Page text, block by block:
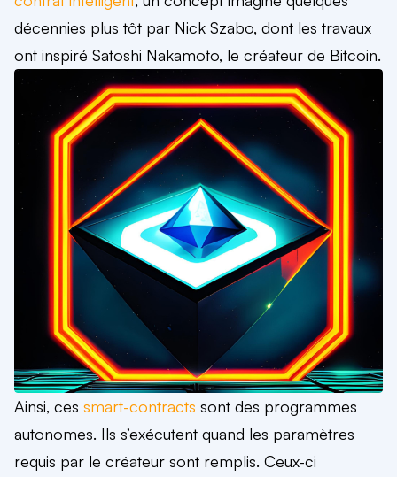
décennies plus tôt par Nick Szabo, dont les travaux
ont inspiré Satoshi Nakamoto, le créateur de Bitcoin.
Ainsi, ces smart-contracts sont des programmes
autonomes. Ils s’exécutent quand les paramètres
requis par le créateur sont remplis. Ceux-ci